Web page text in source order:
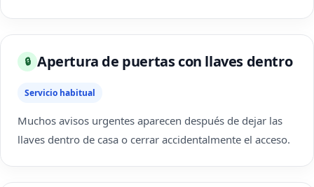
🔒 Apertura de puertas con llaves dentro
Servicio habitual
Muchos avisos urgentes aparecen después de dejar las
llaves dentro de casa o cerrar accidentalmente el acceso.